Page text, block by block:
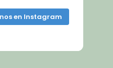
en Instagram